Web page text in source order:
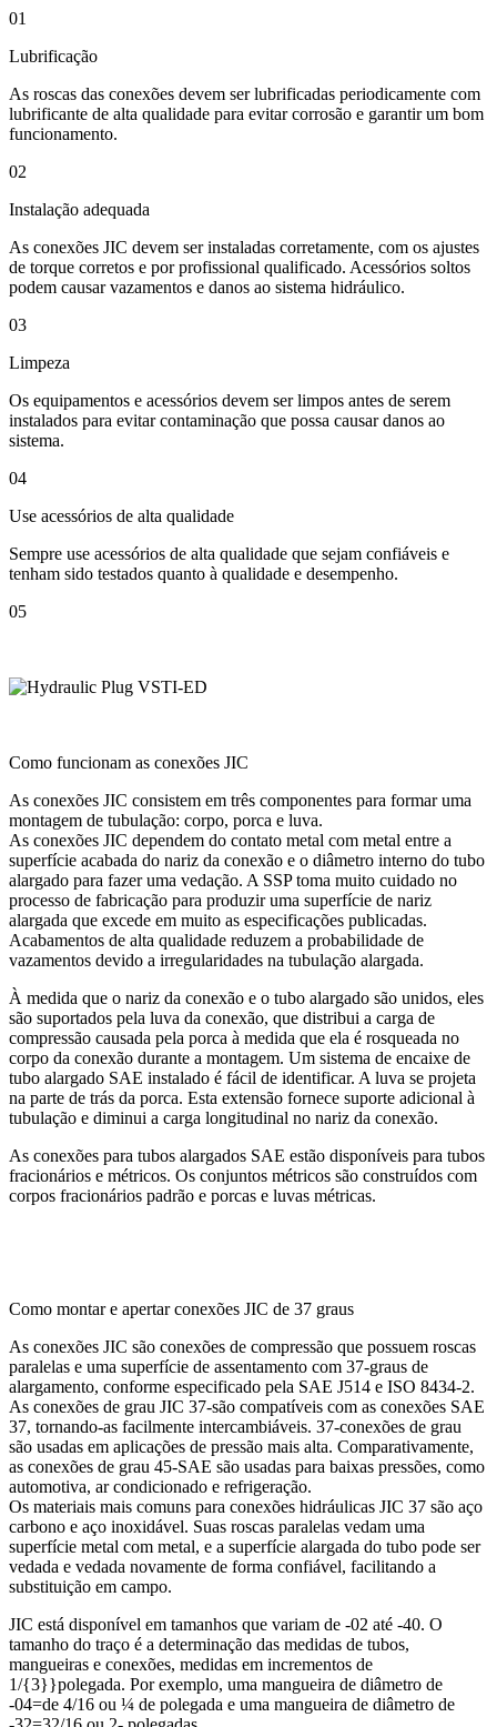
01
Lubrificação
As roscas das conexões devem ser lubrificadas periodicamente com
lubrificante de alta qualidade para evitar corrosão e garantir um bom
funcionamento.
02
Instalação adequada
As conexões JIC devem ser instaladas corretamente, com os ajustes
de torque corretos e por profissional qualificado. Acessórios soltos
podem causar vazamentos e danos ao sistema hidráulico.
03
Limpeza
Os equipamentos e acessórios devem ser limpos antes de serem
instalados para evitar contaminação que possa causar danos ao
sistema.
04
Use acessórios de alta qualidade
Sempre use acessórios de alta qualidade que sejam confiáveis ​​e
tenham sido testados quanto à qualidade e desempenho.
05
Como funcionam as conexões JIC
As conexões JIC consistem em três componentes para formar uma
montagem de tubulação: corpo, porca e luva.
As conexões JIC dependem do contato metal com metal entre a
superfície acabada do nariz da conexão e o diâmetro interno do tubo
alargado para fazer uma vedação. A SSP toma muito cuidado no
processo de fabricação para produzir uma superfície de nariz
alargada que excede em muito as especificações publicadas.
Acabamentos de alta qualidade reduzem a probabilidade de
vazamentos devido a irregularidades na tubulação alargada.
À medida que o nariz da conexão e o tubo alargado são unidos, eles
são suportados pela luva da conexão, que distribui a carga de
compressão causada pela porca à medida que ela é rosqueada no
corpo da conexão durante a montagem. Um sistema de encaixe de
tubo alargado SAE instalado é fácil de identificar. A luva se projeta
na parte de trás da porca. Esta extensão fornece suporte adicional à
tubulação e diminui a carga longitudinal no nariz da conexão.
As conexões para tubos alargados SAE estão disponíveis para tubos
fracionários e métricos. Os conjuntos métricos são construídos com
corpos fracionários padrão e porcas e luvas métricas.
Como montar e apertar conexões JIC de 37 graus
As conexões JIC são conexões de compressão que possuem roscas
paralelas e uma superfície de assentamento com 37-graus de
alargamento, conforme especificado pela SAE J514 e ISO 8434-2.
As conexões de grau JIC 37-são compatíveis com as conexões SAE
37, tornando-as facilmente intercambiáveis. 37-conexões de grau
são usadas em aplicações de pressão mais alta. Comparativamente,
as conexões de grau 45-SAE são usadas para baixas pressões, como
automotiva, ar condicionado e refrigeração.
Os materiais mais comuns para conexões hidráulicas JIC 37 são aço
carbono e aço inoxidável. Suas roscas paralelas vedam uma
superfície metal com metal, e a superfície alargada do tubo pode ser
vedada e vedada novamente de forma confiável, facilitando a
substituição em campo.
JIC está disponível em tamanhos que variam de -02 até -40. O
tamanho do traço é a determinação das medidas de tubos,
mangueiras e conexões, medidas em incrementos de
1/{3}}polegada. Por exemplo, uma mangueira de diâmetro de
-04=de 4/16 ou ¼ de polegada e uma mangueira de diâmetro de